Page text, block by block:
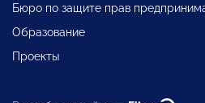
Бюро по защите прав
Образование
Проекты